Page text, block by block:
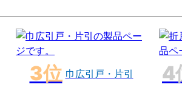
巾広引戸・片引